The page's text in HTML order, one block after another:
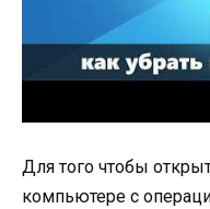
Для того чтобы
компьютере с